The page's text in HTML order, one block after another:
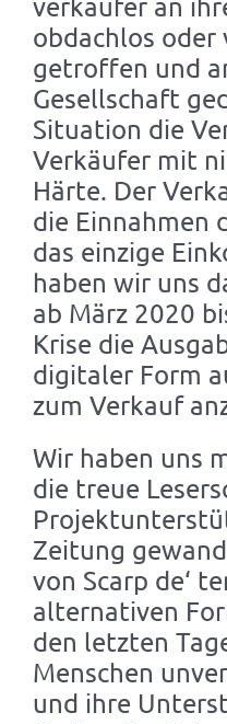
obdachlos oder
getroffen und
Gesellschaft
Situation die
Verkäufer mit
Härte. Der
die Einnahmen
das einzige
haben wir uns
ab März 2020
Krise die
digitaler Form
zum Verkauf
Wir haben uns
die treue
Zeitung
von Scarp de‘
alternativen
den letzten
Menschen
und ihre